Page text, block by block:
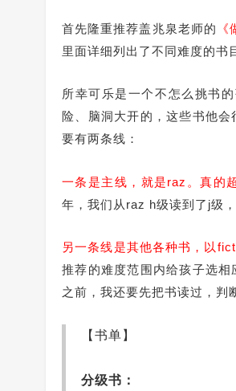
首先隆重推荐盖兆泉老师的
里面详细列出了不同难度的书
所幸可乐是一个不怎么挑书
险、脑洞大开的，这些书他
要有两条线：
一条是主线，就是raz。真的
年，我们从raz h级读到了j级
另一条线是其他各种书，以
推荐的难度范围内给孩子选
之前，我还要先把书读过，判
【书单】
分级书：